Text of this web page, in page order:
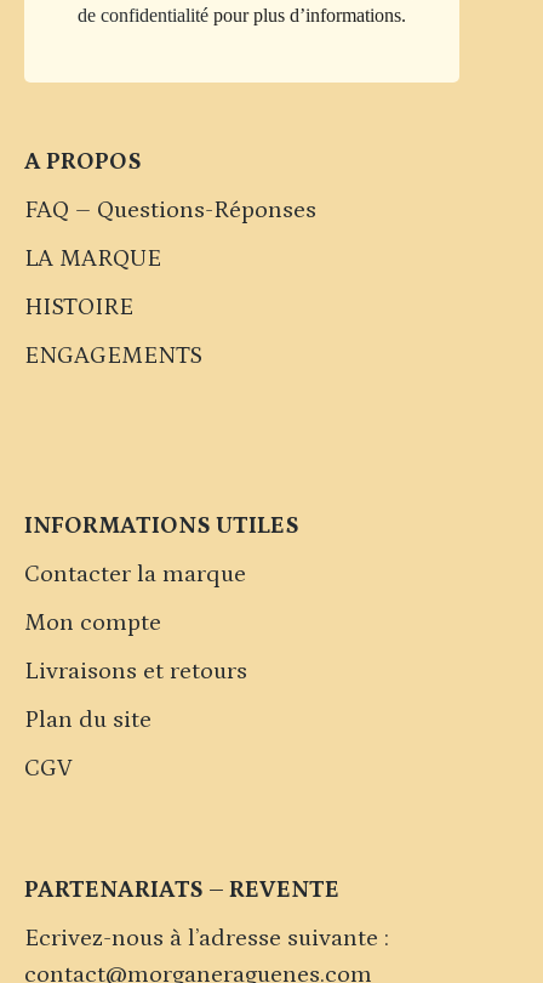
de confidentialité pour plus d’informations.
A PROPOS
FAQ – Questions-Réponses
LA MARQUE
HISTOIRE
ENGAGEMENTS
INFORMATIONS UTILES
Contacter la marque
Mon compte
Livraisons et retours
Plan du site
CGV
PARTENARIATS – REVENTE
Ecrivez-nous à l’adresse suivante :
contact@morganeraguenes.com